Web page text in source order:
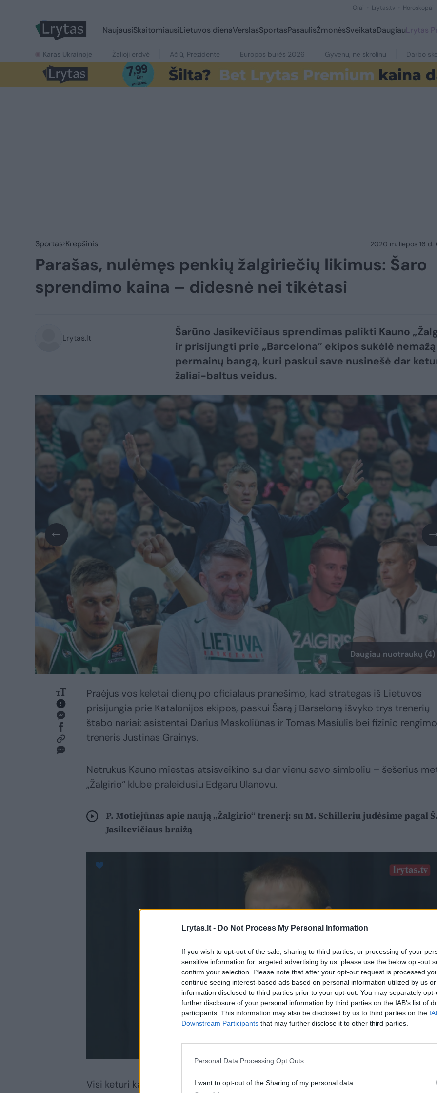
Lrytas.lt - Do Not Process My Personal Information
If you wish to opt-out of the sale, sharing to third parties, or processing of your
sensitive information for targeted advertising by us, please use the below opt-out
confirm your selection. Please note that after your opt-out request is processed
continue seeing interest-based ads based on personal information utilized by us
information disclosed to third parties prior to your opt-out. You may separately
further disclosure of your personal information by third parties on the IAB’s list of
participants. This information may also be disclosed by us to third parties on the
Downstream Participants that may further disclose it to other third parties.
Personal Data Processing Opt Outs
I want to opt-out of the Sharing of my personal data.
Orai Lrytas.tv Horoskopai
NaujausiSkaitomiausiLietuvos dienaVerslasSportasPasaulisŽmonėsSveikataDaugiauLrytas
Karas Ukrainoje Žalioji erdvė Ačiū, Prezidente Europos burės 2026 Gyvenu, ne skrolinu Darbo
Sportas Krepšinis 2020 m. liepos 16 d.
Parašas, nulėmęs penkių žalgiriečių likimus: Šaro
sprendimo kaina – didesnė nei tikėtasi
Lrytas.lt
Šarūno Jasikevičiaus sprendimas palikti Kauno
ir prisijungti prie „Barcelona“ ekipos sukėlė nemažą
permainų bangą, kuri paskui save nusinešė dar
žaliai-baltus veidus.
Daugiau nuotraukų (4)
Praėjus vos keletai dienų po oficialaus pranešimo, kad strategas iš Lietuvos
prisijungia prie Katalonijos ekipos, paskui Šarą į Barseloną išvyko trys trenerių
štabo nariai: asistentai Darius Maskoliūnas ir Tomas Masiulis bei fizinio rengimo
treneris Justinas Grainys.
Netrukus Kauno miestas atsisveikino su dar vienu savo simboliu – šešerius
„Žalgirio“ klube praleidusiu Edgaru Ulanovu.
P. Motiejūnas apie naują „Žalgirio“ trenerį: su M. Schilleriu judėsime pagal
Jasikevičiaus braižą
Visi keturi kartu su Š.Jasikevičiumi laikinąją sostinę paliekantys buvę žalgiriečiai